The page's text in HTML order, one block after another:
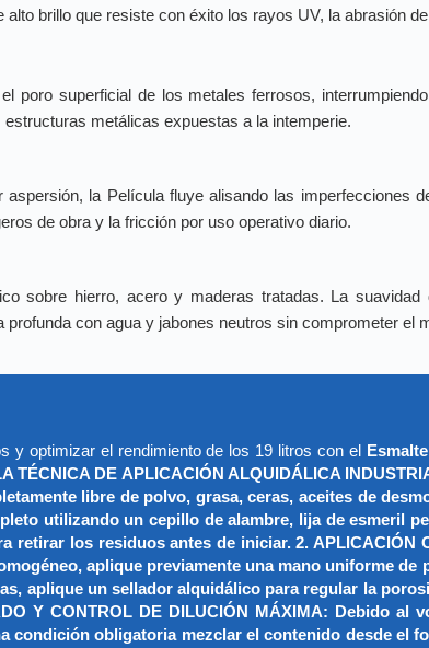
brillo que resiste con éxito los rayos UV, la abrasión
poro superficial de los metales ferrosos,
metálicas expuestas a la intemperie.
la Película fluye alisando las imperfecciones
de obra y la fricción por uso operativo diario.
sobre hierro, acero y maderas tratadas. La
con agua y jabones neutros sin comprometer el
y optimizar el rendimiento de los 19 litros con el
TÉCNICA DE APLICACIÓN ALQUIDÁLICA
libre de polvo, grasa, ceras, aceites de
utilizando un cepillo de alambre, lija de esmeril
los residuos antes de iniciar. 2. APLICACIÓN
aplique previamente una mano uniforme
aplique un sellador alquidálico para regular la
Y CONTROL DE DILUCIÓN MÁXIMA: Debido al
condición obligatoria mezclar el contenido desde el